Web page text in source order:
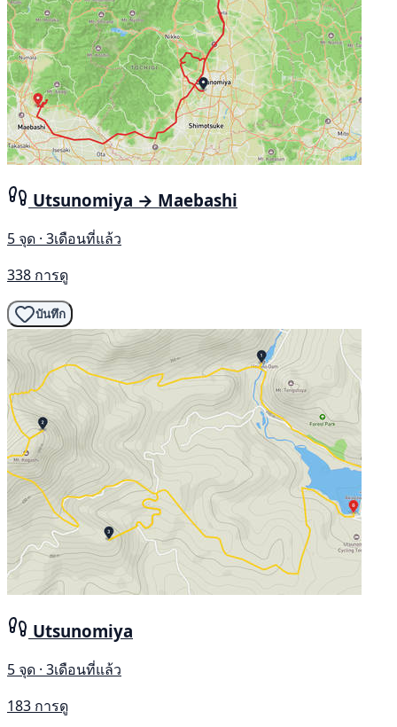
Utsunomiya → Maebashi
5 จุด · 3เดือนที่แล้ว
338 การดู
บันทึก
Utsunomiya
5 จุด · 3เดือนที่แล้ว
183 การดู